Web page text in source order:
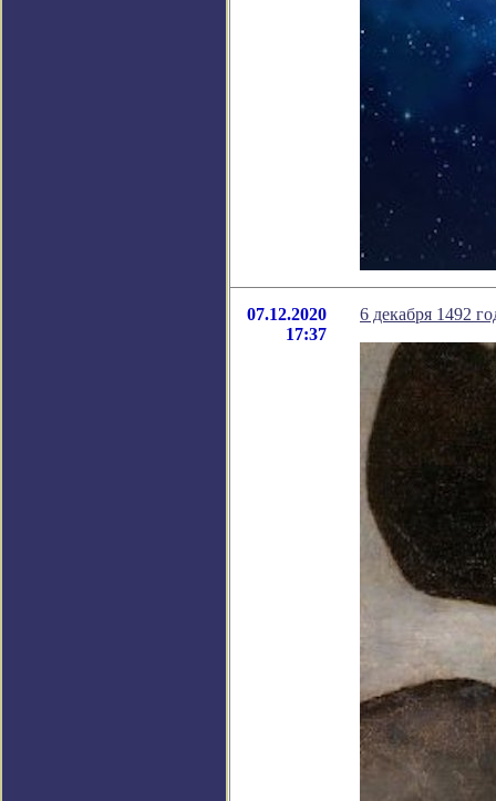
07.12.2020
17:37
6 декабря 1492